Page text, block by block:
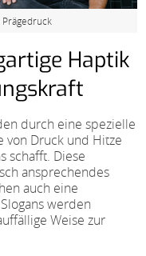
Haptik
durch eine spezielle
von Druck und Hitze
schafft. Diese
ansprechendes
auch eine
werden
Weise zur